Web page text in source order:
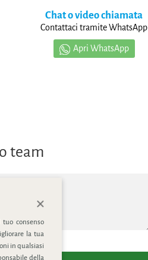
Chat o video chiamata
Contattaci tramite WhatsApp
Apri WhatsApp
team
consenso
la tua
in qualsiasi
della